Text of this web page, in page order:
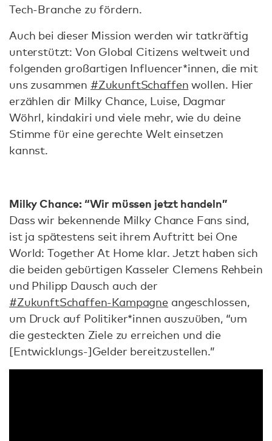
Tech-Branche zu fördern.
Auch bei dieser Mission werden wir tatkräftig
unterstützt: Von Global Citizens weltweit und
folgenden großartigen Influencer*innen, die mit
uns zusammen #ZukunftSchaffen wollen. Hier
erzählen dir Milky Chance, Luise, Dagmar
Wöhrl, kindakiri und viele mehr, wie du deine
Stimme für eine gerechte Welt einsetzen
kannst.
Milky Chance: “Wir müssen jetzt handeln”
Dass wir bekennende Milky Chance Fans sind,
ist ja spätestens seit ihrem Auftritt bei One
World: Together At Home klar. Jetzt haben sich
die beiden gebürtigen Kasseler Clemens Rehbein
und Philipp Dausch auch der
#ZukunftSchaffen-Kampagne angeschlossen,
um Druck auf Politiker*innen auszuüben, “um
die gesteckten Ziele zu erreichen und die
[Entwicklungs-]Gelder bereitzustellen.”